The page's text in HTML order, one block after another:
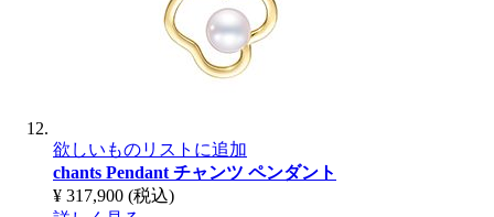
欲しいものリストに追加
chants Pendant チャンツ ペンダント
¥ 317,900 (税込)